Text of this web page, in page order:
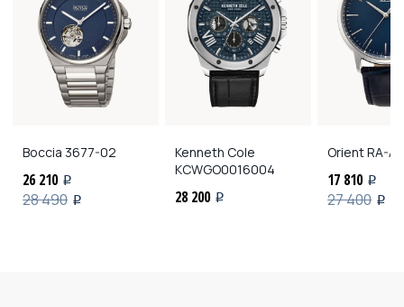
Boccia 3677-02
26 210 i
28 490 i
Kenneth Cole
KCWGO0016004
28 200 i
OrientRA-
17 810 i
27 400 i